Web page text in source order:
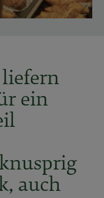
liefern
ein
auch